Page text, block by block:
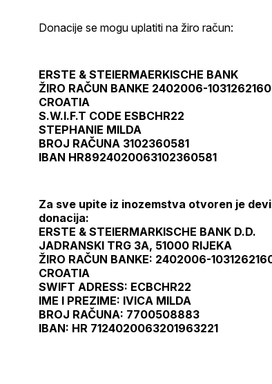
Donacije se mogu uplatiti na žiro račun:
ERSTE & STEIERMAERKISCHE BANK
ŽIRO RAČUN BANKE 2402006-1031262160
CROATIA
S.W.I.F.T CODE ESBCHR22
STEPHANIE MILDA
BROJ RAČUNA 3102360581
IBAN HR8924020063102360581
Za sve upite iz inozemstva otvoren je
donacija:
ERSTE & STEIERMARKISCHE BANK D.D.
JADRANSKI TRG 3A, 51000 RIJEKA
ŽIRO RAČUN BANKE: 2402006-
CROATIA
SWIFT ADRESS: ECBCHR22
IME I PREZIME: IVICA MILDA
BROJ RAČUNA: 7700508883
IBAN: HR 7124020063201963221